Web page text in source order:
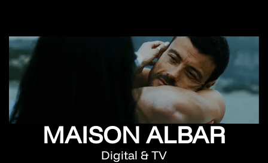
MAISON ALBAR
Digital & TV